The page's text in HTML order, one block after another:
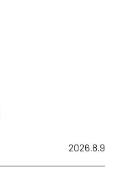
2026.8.9